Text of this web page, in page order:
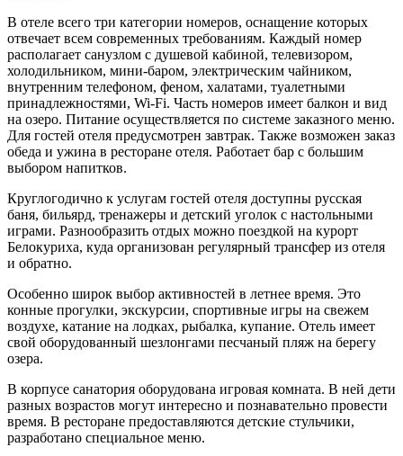
В отеле всего три категории номеров, оснащение которых
отвечает всем современных требованиям. Каждый номер
располагает санузлом с душевой кабиной, телевизором,
холодильником, мини-баром, электрическим чайником,
внутренним телефоном, феном, халатами, туалетными
принадлежностями, Wi-Fi. Часть номеров имеет балкон и вид
на озеро. Питание осуществляется по системе заказного меню.
Для гостей отеля предусмотрен завтрак. Также возможен заказ
обеда и ужина в ресторане отеля. Работает бар с большим
выбором напитков.
Круглогодично к услугам гостей отеля доступны русская
баня, бильярд, тренажеры и детский уголок с настольными
играми. Разнообразить отдых можно поездкой на курорт
Белокуриха, куда организован регулярный трансфер из отеля
и обратно.
Особенно широк выбор активностей в летнее время. Это
конные прогулки, экскурсии, спортивные игры на свежем
воздухе, катание на лодках, рыбалка, купание. Отель имеет
свой оборудованный шезлонгами песчаный пляж на берегу
озера.
В корпусе санатория оборудована игровая комната. В ней дети
разных возрастов могут интересно и познавательно провести
время. В ресторане предоставляются детские стульчики,
разработано специальное меню.